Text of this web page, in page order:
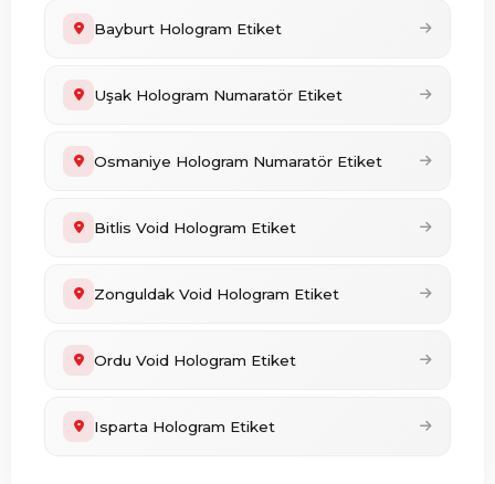
Bayburt Hologram Etiket
Uşak Hologram Numaratör Etiket
Osmaniye Hologram Numaratör Etiket
Bitlis Void Hologram Etiket
Zonguldak Void Hologram Etiket
Ordu Void Hologram Etiket
Isparta Hologram Etiket